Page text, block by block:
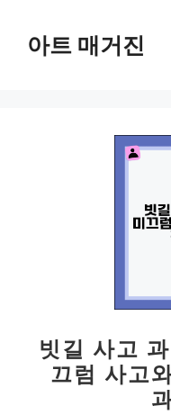
아트 매거진
빗길 사고
끄럼 사고